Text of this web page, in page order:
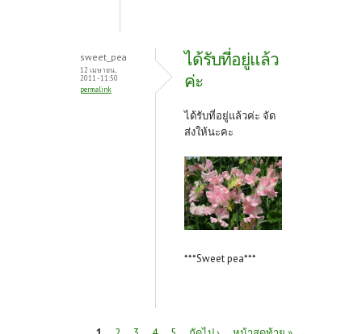
sweet_pea
12 เมษายน,
2011 - 11:50
permalink
ได้รับที่อยู่แล้ว
ค่ะ
ได้รับที่อยู่แล้วค่ะ จัด
ส่งให้นะคะ
***Sweet pea***